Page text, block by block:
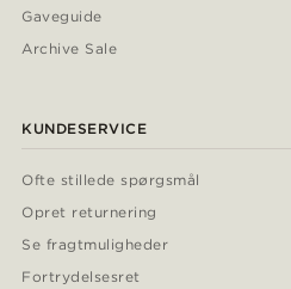
Gaveguide
Archive Sale
KUNDESERVICE
Ofte stillede spørgsmål
Opret returnering
Se fragtmuligheder
Fortrydelsesret